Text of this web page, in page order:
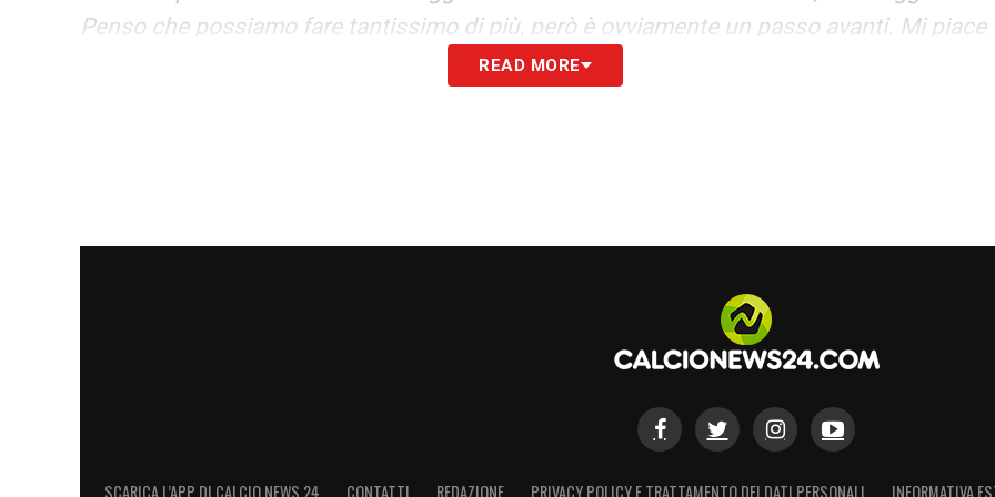
Penso che possiamo fare tantissimo di più, però è ovviamente un passo avanti. Mi piace
soprattutto che sono molto giovani, giocano con un coraggio, una personalità che fa un
tempo e per farci altra strada da fare»
READ MORE
SCARICA L’APP DI CALCIO NEWS 24 CONTATTI REDAZIONE PRIVACY POLICY E TRATTAMENTO DEI DATI PERSONALI INFORMATIVA